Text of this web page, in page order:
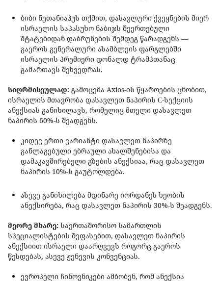
ბიბი ნეთანიაჰუს თქმით, დასავლური ქვეყნების მიერ
ისრაელის საპასუხო ნაბიჯს შეერთებული
შტატებიდან დაბრუნების შემდეგ წარადგენს —
გაეროს გენერალური ასამბლეის ფარგლებში
ისრაელის პრემიერი დონალდ ტრამპთანაც
გამართავს შეხვედრას.
სიღრმისეულად: გამოცემა Axios-ის წყაროების ცნობით,
ისრაელის მთავრობა დასავლეთ ნაპირის С-სექციის
ანექსიას განიხილავს, რომელიც მთელი დასავლეთ
ნაპირის 60%-ს შეადგენს.
კიდევ ერთი ვარიანტი დასავლეთ ნაპირზე
განლაგებული ებრაული ახალშენებისა და
დამაკავშირებელი გზების ანექსიაა, რაც დასავლეთ
ნაპირის 10%-ს გაუტოლდება.
ასევე განიხილება მდინარე იორდანეს ხეობის
ანექსირება, რაც დასავლეთ ნაპირის 30%-ს შეადგენს.
მეორე მხარე: საერთაშორისო სამართლის
სპეციალისტების შეფასებით, დასავლეთ ნაპირის
ანექსიით ისრაელი დაარღვევს როგორც გაეროს
წესდებას, ასევე ჟენევის კონვენციას.
ევროპელი ჩინოვნიკები ამბობენ, რომ ანექსია